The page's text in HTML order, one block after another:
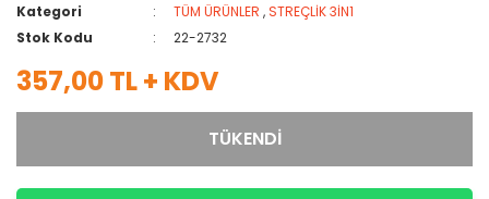
Kategori TÜM ÜRÜNLER ,STREÇLİK 3İN1
Stok Kodu
22-2732
357,00 TL + KDV
TÜKENDİ